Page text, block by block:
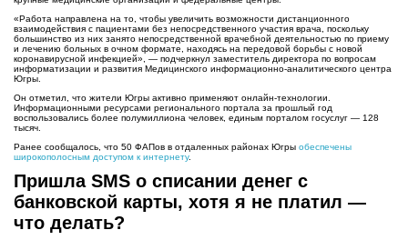
«Работа направлена на то, чтобы увеличить возможности дистанционного
взаимодействия с пациентами без непосредственного участия врача, поскольку
большинство из них занято непосредственной врачебной деятельностью по приему
и лечению больных в очном формате, находясь на передовой борьбы с новой
коронавирусной инфекцией», — подчеркнул заместитель директора по вопросам
информатизации и развития Медицинского информационно-аналитического центра
Югры.
Он отметил, что жители Югры активно применяют онлайн-технологии.
Информационными ресурсами регионального портала за прошлый год
воспользовались более полумиллиона человек, единым порталом госуслуг — 128
тысяч.
Ранее сообщалось, что 50 ФАПов в отдаленных районах Югры обеспечены
широкополосным доступом к интернету.
Пришла SMS о списании денег с
банковской карты, хотя я не платил —
что делать?